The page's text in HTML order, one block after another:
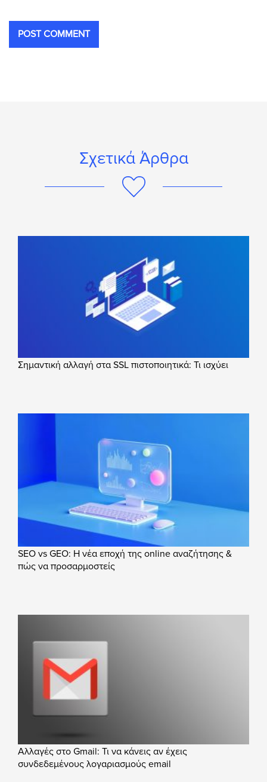
Σχετικά Άρθρα
Σημαντική αλλαγή στα SSL πιστοποιητικά: Τι ισχύει
SEO vs GEO: Η νέα εποχή της online αναζήτησης &
πώς να προσαρμοστείς
Αλλαγές στο Gmail: Τι να κάνεις αν έχεις
συνδεδεμένους λογαριασμούς email